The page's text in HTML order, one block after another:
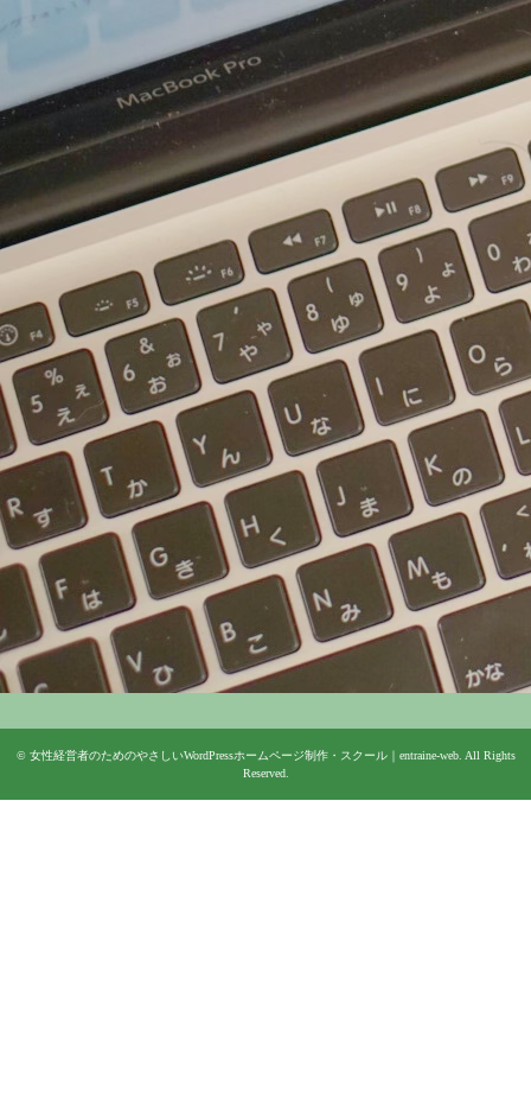
© 女性経営者のためのやさしいWordPressホームページ制作・スクール｜entraine-web. All Rights
Reserved.